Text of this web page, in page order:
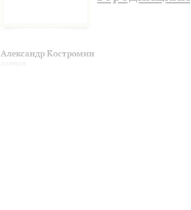
Александр Костромин